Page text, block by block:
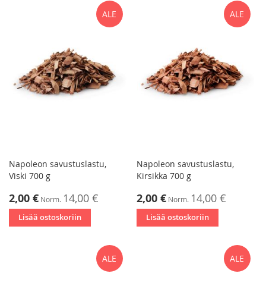
ALE
Napoleon savustuslastu,
Viski 700 g
Tarjoushinta
2,00 € Norm. 14,00 €
Lisää ostoskoriin
ALE
Napoleon savustuslastu,
Kirsikka 700 g
Tarjoushinta
2,00 € Norm. 14,00 €
Lisää ostoskoriin
ALE ALE